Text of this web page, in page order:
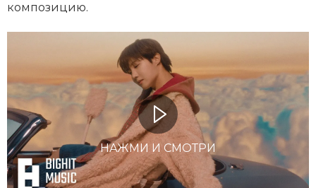
композицию.
НАЖМИ И СМОТРИ